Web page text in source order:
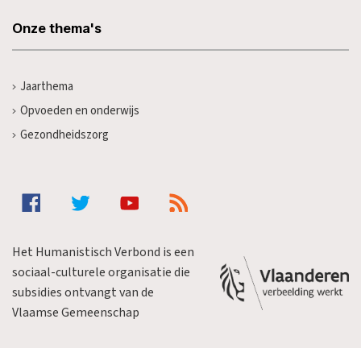
Onze thema's
Jaarthema
Opvoeden en onderwijs
Gezondheidszorg
Het Humanistisch Verbond is een
sociaal-culturele organisatie die
subsidies ontvangt van de
Vlaamse Gemeenschap